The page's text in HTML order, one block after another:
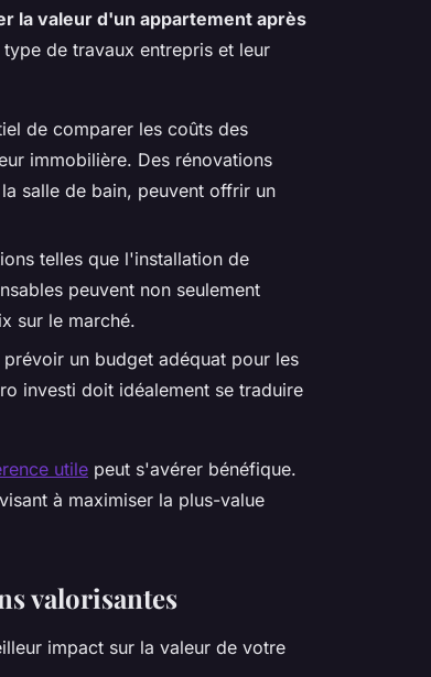
la valeur d'un appartement après
de travaux entrepris et leur
de comparer les coûts des
immobilière. Des rénovations
salle de bain, peuvent offrir un
telles que l'installation de
peuvent non seulement
sur le marché.
un budget adéquat pour les
investi doit idéalement se traduire
utile peut s'avérer bénéfique.
à maximiser la plus-value
valorisantes
impact sur la valeur de votre